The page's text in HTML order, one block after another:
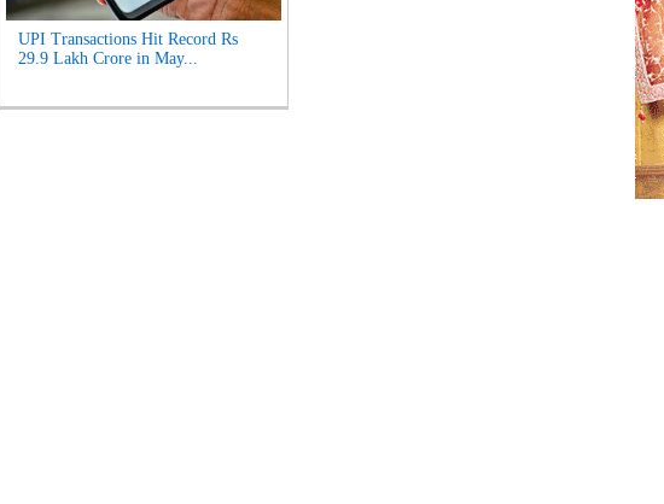
UPI Transactions Hit Record Rs
29.9 Lakh Crore in May...